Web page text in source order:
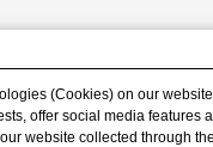
(Cookies) on our
offer social media features
website collected through